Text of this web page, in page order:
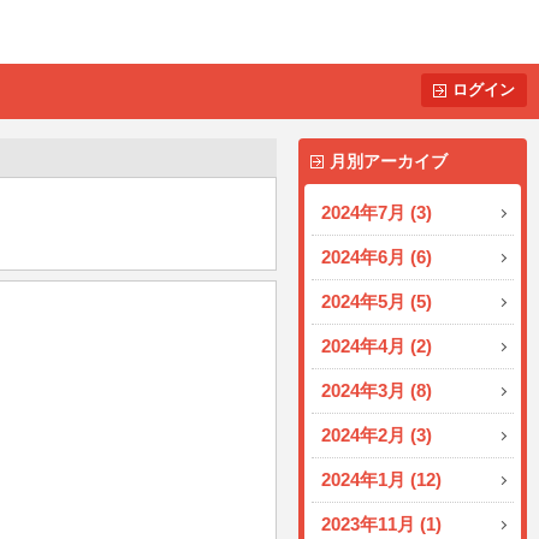
ログイン
月別アーカイブ
2024年7月 (3)
2024年6月 (6)
2024年5月 (5)
2024年4月 (2)
2024年3月 (8)
2024年2月 (3)
2024年1月 (12)
2023年11月 (1)